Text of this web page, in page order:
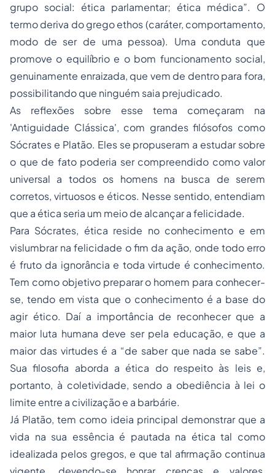
grupo social: ética parlamentar; ética médica”. O
termo deriva do gregoethos(caráter, comportamento,
modo de ser de uma pessoa). Uma conduta que
promove o equilíbrio e o bom funcionamento social,
genuinamente enraizada, que vem de dentro para fora,
possibilitando que ninguém saia prejudicado.
As reflexões sobre esse tema começaram na
'Antiguidade Clássica', com grandes filósofos como
Sócrates e Platão. Eles se propuseram a estudar sobre
o que de fato poderia ser compreendido como valor
universal a todos os homens na busca de serem
corretos, virtuosos e éticos. Nesse sentido, entendiam
que a ética seria um meio de alcançar a felicidade.
Para Sócrates, ética reside no conhecimento e em
vislumbrar na felicidade o fim da ação, onde todo erro
é fruto da ignorância e toda virtude é conhecimento.
Tem como objetivo preparar o homem para conhecer-
se, tendo em vista que o conhecimento é a base do
agir ético. Daí a importância de reconhecer que a
maior luta humana deve ser pela educação, e que a
maior das virtudes é a “de saber que nada se sabe”.
Sua filosofia aborda a ética do respeito às leis e,
portanto, à coletividade, sendo a obediência à lei o
limite entre a civilização e a barbárie.
Já Platão, tem como ideia principal demonstrar que a
vida na sua essência é pautada na ética tal como
idealizada pelos gregos, e que tal afirmação continua